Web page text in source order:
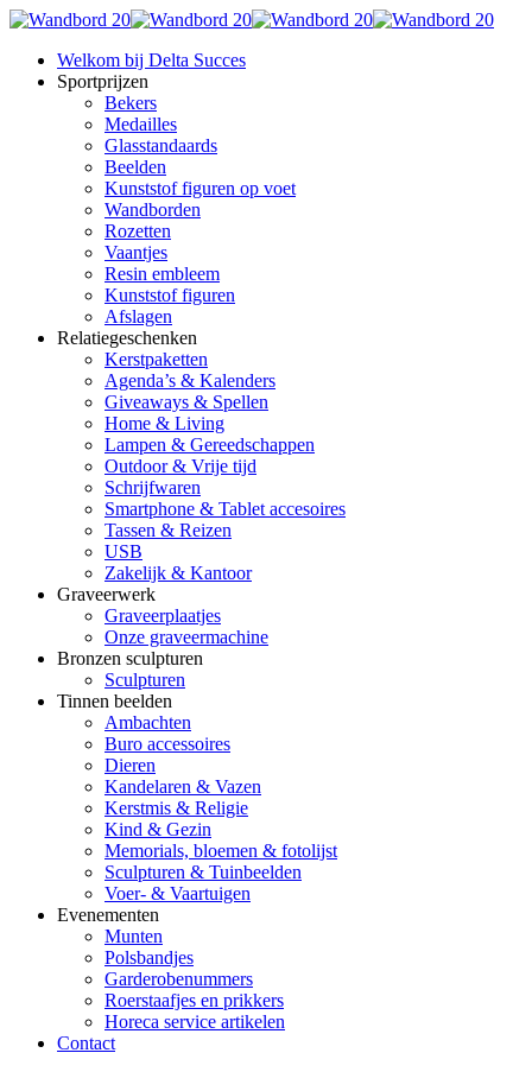
Welkom bij Delta Succes
Sportprijzen
Bekers
Medailles
Glasstandaards
Beelden
Kunststof figuren op voet
Wandborden
Rozetten
Vaantjes
Resin embleem
Kunststof figuren
Afslagen
Relatiegeschenken
Kerstpaketten
Agenda’s & Kalenders
Giveaways & Spellen
Home & Living
Lampen & Gereedschappen
Outdoor & Vrije tijd
Schrijfwaren
Smartphone & Tablet accesoires
Tassen & Reizen
USB
Zakelijk & Kantoor
Graveerwerk
Graveerplaatjes
Onze graveermachine
Bronzen sculpturen
Sculpturen
Tinnen beelden
Ambachten
Buro accessoires
Dieren
Kandelaren & Vazen
Kerstmis & Religie
Kind & Gezin
Memorials, bloemen & fotolijst
Sculpturen & Tuinbeelden
Voer- & Vaartuigen
Evenementen
Munten
Polsbandjes
Garderobenummers
Roerstaafjes en prikkers
Horeca service artikelen
Contact